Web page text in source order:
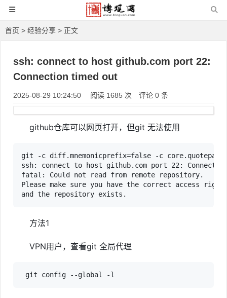
首页 > 经验分享 > 正文
ssh: connect to host github.com port 22:
Connection timed out
2025-08-29 10:24:50 阅读 1685 次 评论 0 条
github仓库可以网页打开，但git 无法使用
git -c diff.mnemonicprefix=false -c
ssh: connect to host github.com port 22:
fatal: Could not read from remote repository.
Please make sure you have the correct access
and the repository exists.
方法1
VPN用户，查看git 全局代理
git config --global -l